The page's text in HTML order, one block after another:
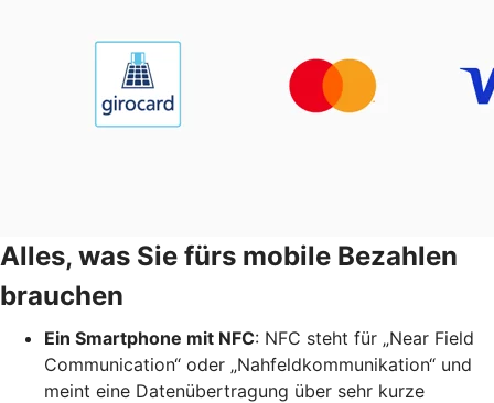
Alles, was Sie fürs mobile Bezahlen
brauchen
Ein Smartphone mit NFC: NFC steht für „Near Field
Communication“ oder „Nahfeldkommunikation“ und
meint eine Datenübertragung über sehr kurze